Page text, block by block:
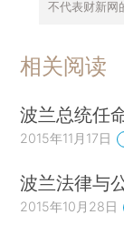
不代表财新网
相关阅读
波兰总统任
2015年11月17日
波兰法律与
2015年10月28日